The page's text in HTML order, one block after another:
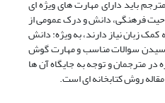
باید دارای مهارت های ویژه ای
فرهنگی، دانش و درک عمومی از
زبان نیاز دارند، به ویژه: دانش
سوالات مناسب و مهارت گوش
در مترجمان و توجه به جایگاه آن ها
روش کتابخانه ای است.